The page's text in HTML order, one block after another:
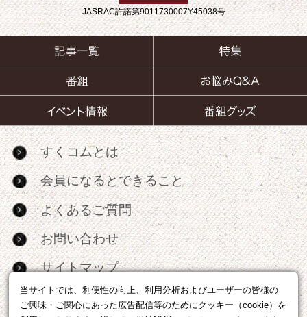
当サイトでは、利便性の向上、利用分析およびユーザーの皆様の
ご興味・ご関心にあった広告配信等のためにクッキー（cookie）を
JASRAC許諾第9011730007Y45038号
すくコムとは
会員になるとできること
よくあるご質問
お問い合わせ
サイトマップ
RSS